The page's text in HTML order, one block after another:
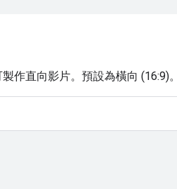
製作直向影片。預設為橫向 (16:9)